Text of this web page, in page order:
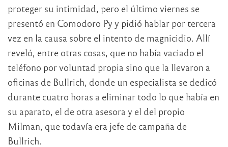
proteger su intimidad, pero el último viernes se
presentó en Comodoro Py y pidió hablar por tercera
vez en la causa sobre el intento de magnicidio. Allí
reveló, entre otras cosas, que no había vaciado el
teléfono por voluntad propia sino que la llevaron a
oficinas de Bullrich, donde un especialista se dedicó
durante cuatro horas a eliminar todo lo que había en
su aparato, el de otra asesora y el del propio
Milman, que todavía era jefe de campaña de
Bullrich.